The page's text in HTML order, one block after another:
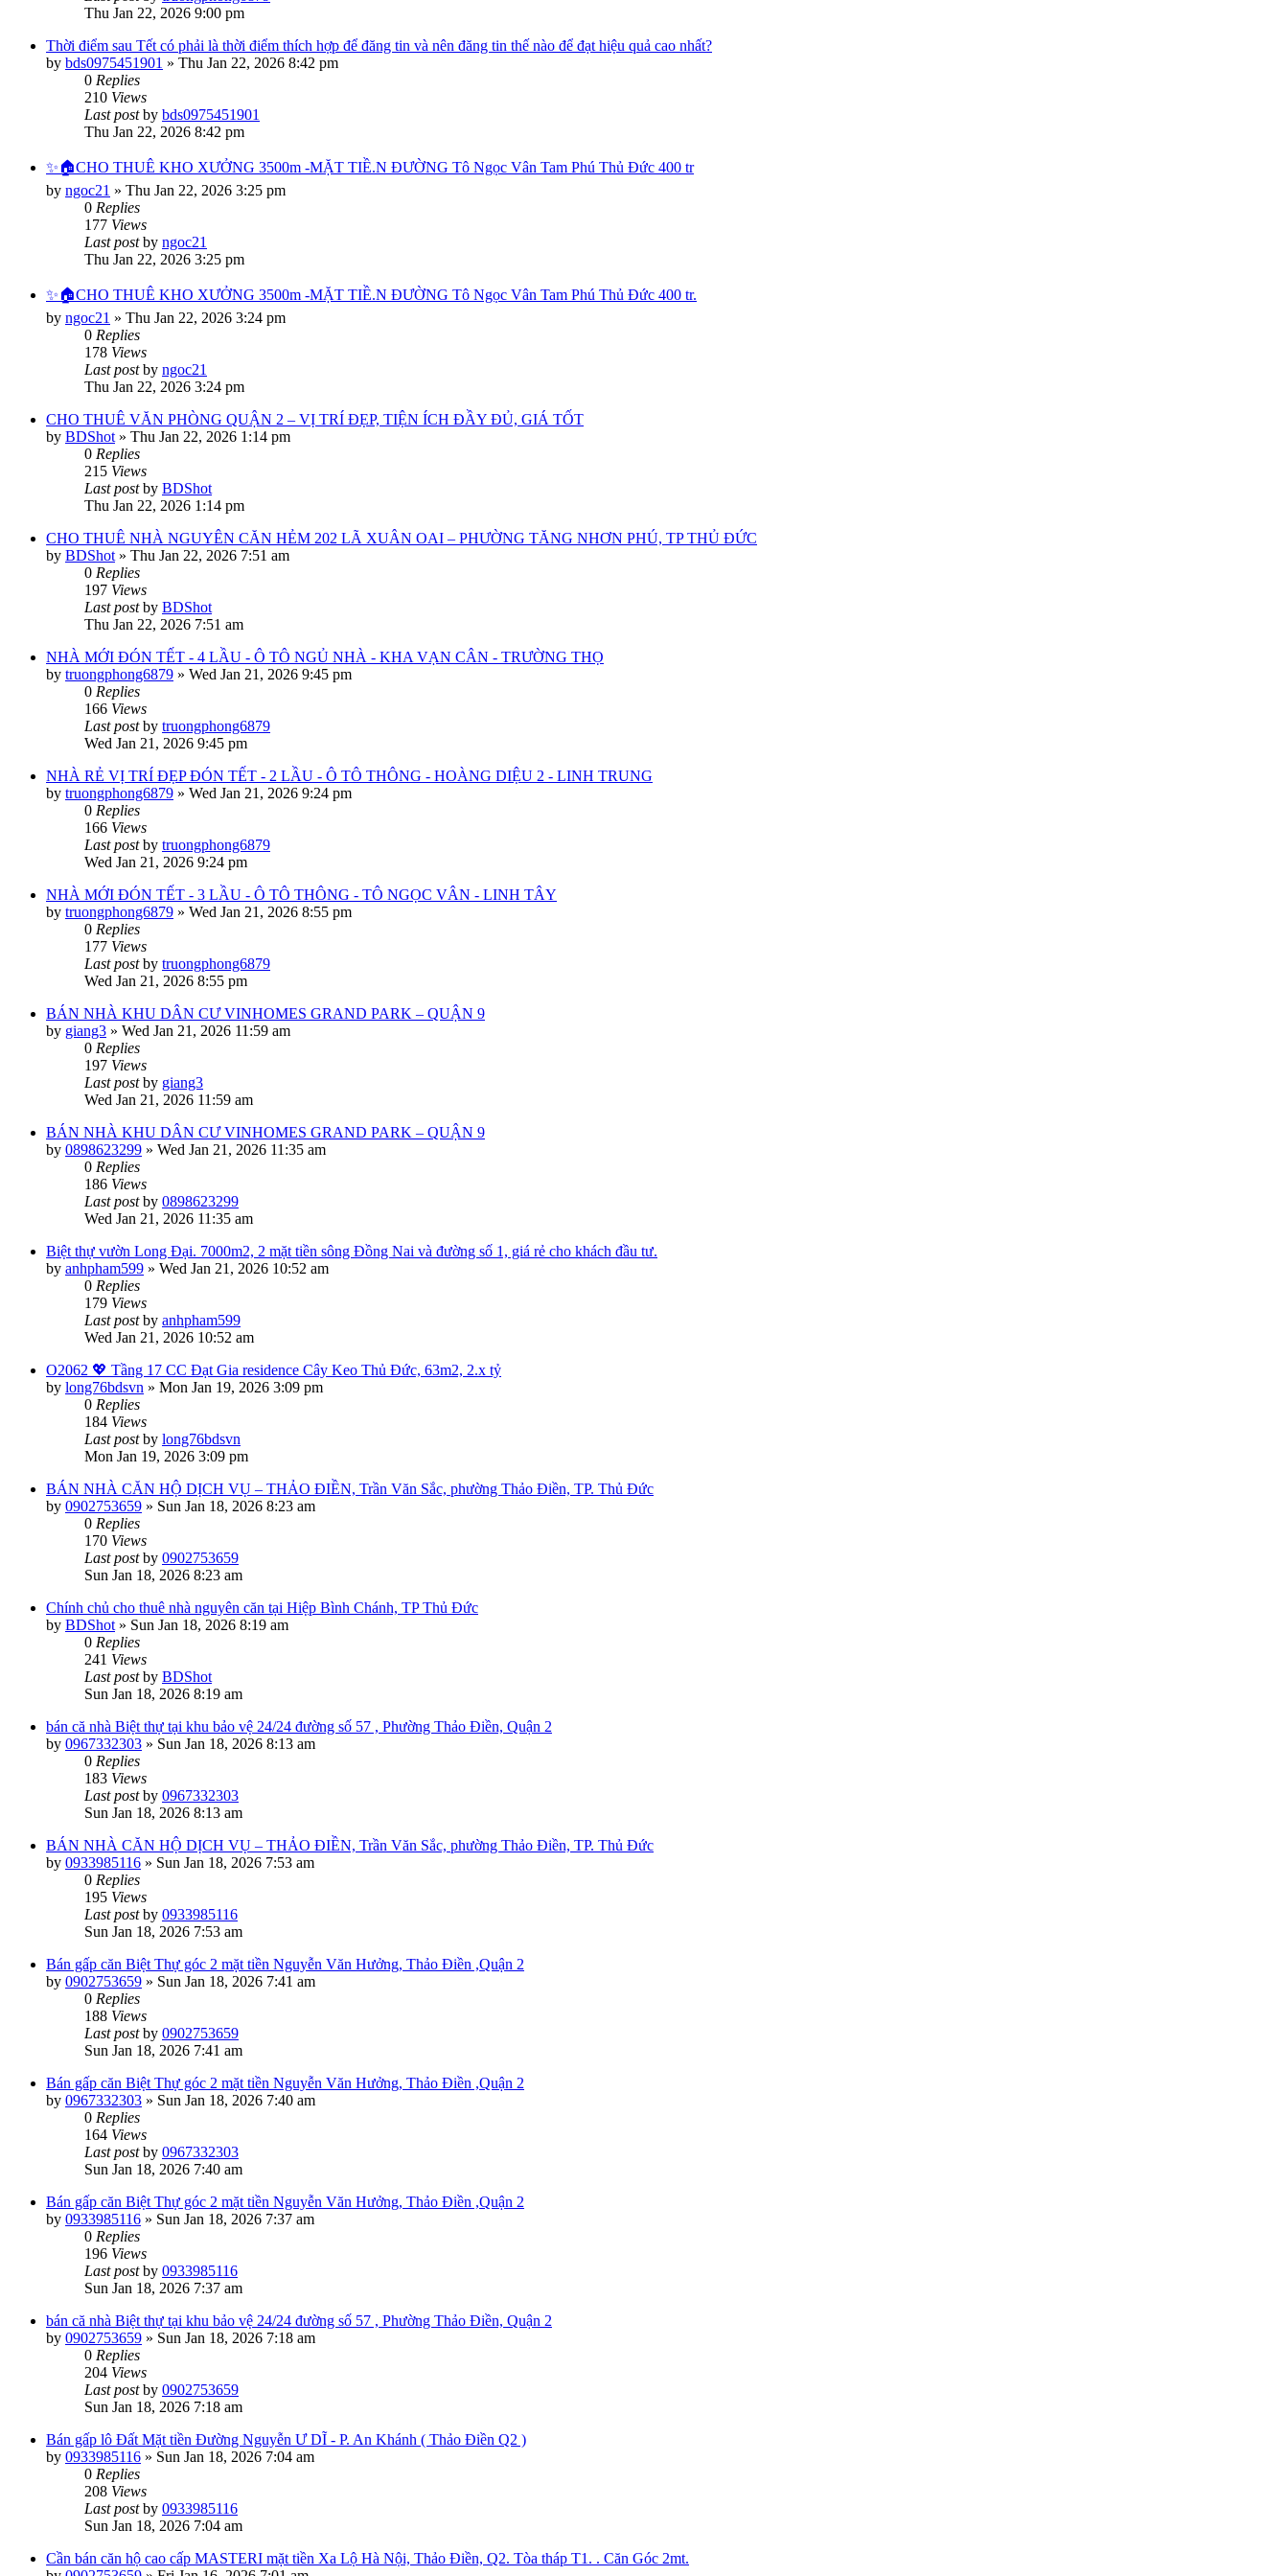
Thu Jan 22, 2026 9:00 pm
Thời điểm sau Tết có phải là thời điểm thích hợp để đăng tin và nên đăng tin thế nào để đạt hiệu quả cao nhất?
by bds0975451901 » Thu Jan 22, 2026 8:42 pm
0 Replies
210 Views
Last postby bds0975451901
Thu Jan 22, 2026 8:42 pm
✨🏠CHO THUÊ KHO XƯỞNG 3500m -MẶT TIỀ.N ĐƯỜNG Tô Ngọc Vân Tam Phú Thủ Đức 400 tr
by ngoc21 » Thu Jan 22, 2026 3:25 pm
0 Replies
177 Views
Last postby ngoc21
Thu Jan 22, 2026 3:25 pm
✨🏠CHO THUÊ KHO XƯỞNG 3500m -MẶT TIỀ.N ĐƯỜNG Tô Ngọc Vân Tam Phú Thủ Đức 400 tr.
by ngoc21 » Thu Jan 22, 2026 3:24 pm
0 Replies
178 Views
Last postby ngoc21
Thu Jan 22, 2026 3:24 pm
CHO THUÊ VĂN PHÒNG QUẬN 2 – VỊ TRÍ ĐẸP, TIỆN ÍCH ĐẦY ĐỦ, GIÁ TỐT
by BDShot » Thu Jan 22, 2026 1:14 pm
0 Replies
215 Views
Last postby BDShot
Thu Jan 22, 2026 1:14 pm
CHO THUÊ NHÀ NGUYÊN CĂN HẺM 202 LÃ XUÂN OAI – PHƯỜNG TĂNG NHƠN PHÚ, TP THỦ ĐỨC
by BDShot » Thu Jan 22, 2026 7:51 am
0 Replies
197 Views
Last postby BDShot
Thu Jan 22, 2026 7:51 am
NHÀ MỚI ĐÓN TẾT - 4 LẦU - Ô TÔ NGỦ NHÀ - KHA VẠN CÂN - TRƯỜNG THỌ
by truongphong6879 » Wed Jan 21, 2026 9:45 pm
0 Replies
166 Views
Last postby truongphong6879
Wed Jan 21, 2026 9:45 pm
NHÀ RẺ VỊ TRÍ ĐẸP ĐÓN TẾT - 2 LẦU - Ô TÔ THÔNG - HOÀNG DIỆU 2 - LINH TRUNG
by truongphong6879 » Wed Jan 21, 2026 9:24 pm
0 Replies
166 Views
Last postby truongphong6879
Wed Jan 21, 2026 9:24 pm
NHÀ MỚI ĐÓN TẾT - 3 LẦU - Ô TÔ THÔNG - TÔ NGỌC VÂN - LINH TÂY
by truongphong6879 » Wed Jan 21, 2026 8:55 pm
0 Replies
177 Views
Last postby truongphong6879
Wed Jan 21, 2026 8:55 pm
BÁN NHÀ KHU DÂN CƯ VINHOMES GRAND PARK – QUẬN 9
by giang3 » Wed Jan 21, 2026 11:59 am
0 Replies
197 Views
Last postby giang3
Wed Jan 21, 2026 11:59 am
BÁN NHÀ KHU DÂN CƯ VINHOMES GRAND PARK – QUẬN 9
by 0898623299 » Wed Jan 21, 2026 11:35 am
0 Replies
186 Views
Last postby 0898623299
Wed Jan 21, 2026 11:35 am
Biệt thự vườn Long Đại. 7000m2, 2 mặt tiền sông Đồng Nai và đường số 1, giá rẻ cho khách đầu tư.
by anhpham599 » Wed Jan 21, 2026 10:52 am
0 Replies
179 Views
Last postby anhpham599
Wed Jan 21, 2026 10:52 am
O2062 💖 Tầng 17 CC Đạt Gia residence Cây Keo Thủ Đức, 63m2, 2.x tỷ
by long76bdsvn » Mon Jan 19, 2026 3:09 pm
0 Replies
184 Views
Last postby long76bdsvn
Mon Jan 19, 2026 3:09 pm
BÁN NHÀ CĂN HỘ DỊCH VỤ – THẢO ĐIỀN, Trần Văn Sắc, phường Thảo Điền, TP. Thủ Đức
by 0902753659 » Sun Jan 18, 2026 8:23 am
0 Replies
170 Views
Last postby 0902753659
Sun Jan 18, 2026 8:23 am
Chính chủ cho thuê nhà nguyên căn tại Hiệp Bình Chánh, TP Thủ Đức
by BDShot » Sun Jan 18, 2026 8:19 am
0 Replies
241 Views
Last postby BDShot
Sun Jan 18, 2026 8:19 am
bán că nhà Biệt thự tại khu bảo vệ 24/24 đường số 57 , Phường Thảo Điền, Quận 2
by 0967332303 » Sun Jan 18, 2026 8:13 am
0 Replies
183 Views
Last postby 0967332303
Sun Jan 18, 2026 8:13 am
BÁN NHÀ CĂN HỘ DỊCH VỤ – THẢO ĐIỀN, Trần Văn Sắc, phường Thảo Điền, TP. Thủ Đức
by 0933985116 » Sun Jan 18, 2026 7:53 am
0 Replies
195 Views
Last postby 0933985116
Sun Jan 18, 2026 7:53 am
Bán gấp căn Biệt Thự góc 2 mặt tiền Nguyễn Văn Hưởng, Thảo Điền ,Quận 2
by 0902753659 » Sun Jan 18, 2026 7:41 am
0 Replies
188 Views
Last postby 0902753659
Sun Jan 18, 2026 7:41 am
Bán gấp căn Biệt Thự góc 2 mặt tiền Nguyễn Văn Hưởng, Thảo Điền ,Quận 2
by 0967332303 » Sun Jan 18, 2026 7:40 am
0 Replies
164 Views
Last postby 0967332303
Sun Jan 18, 2026 7:40 am
Bán gấp căn Biệt Thự góc 2 mặt tiền Nguyễn Văn Hưởng, Thảo Điền ,Quận 2
by 0933985116 » Sun Jan 18, 2026 7:37 am
0 Replies
196 Views
Last postby 0933985116
Sun Jan 18, 2026 7:37 am
bán că nhà Biệt thự tại khu bảo vệ 24/24 đường số 57 , Phường Thảo Điền, Quận 2
by 0902753659 » Sun Jan 18, 2026 7:18 am
0 Replies
204 Views
Last postby 0902753659
Sun Jan 18, 2026 7:18 am
Bán gấp lô Đất Mặt tiền Đường Nguyễn Ư DĨ - P. An Khánh ( Thảo Điền Q2 )
by 0933985116 » Sun Jan 18, 2026 7:04 am
0 Replies
208 Views
Last postby 0933985116
Sun Jan 18, 2026 7:04 am
Cần bán căn hộ cao cấp MASTERI mặt tiền Xa Lộ Hà Nội, Thảo Điền, Q2. Tòa tháp T1. . Căn Góc 2mt.